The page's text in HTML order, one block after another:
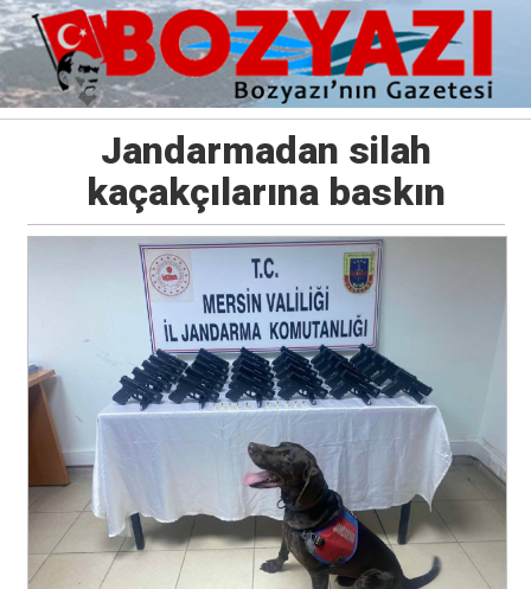
Jandarmadan silah
kaçakçılarına baskın